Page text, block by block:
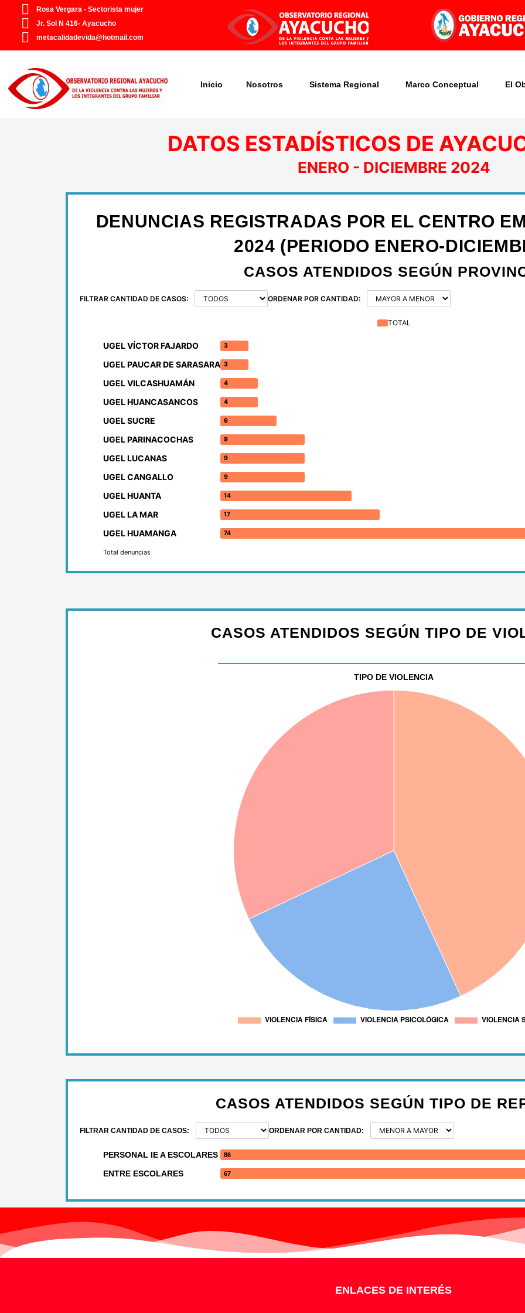
contenido
Rosa Vergara - Sectorista mujer
Jr. Sol N 416- Ayacucho
metacalidadevida@hotmail.com
Inicio Nosotros Sistema Regional Marco Conceptual El
DATOS ESTADÍSTICOS DE
ENERO - DICIEMBRE 2024
DENUNCIAS REGISTRADAS POR EL CENTRO
2024 (PERIODO ENERO-
CASOS ATENDIDOS SEGÚN
FILTRAR CANTIDAD DE CASOS: ORDENAR POR CANTIDAD:
TOTAL
UGEL HUAMANGA 74
UGEL LA MAR 17
UGEL HUANTA 14
UGEL CANGALLO 9
UGEL LUCANAS 9
UGEL PARINACOCHAS 9
UGEL SUCRE 6
UGEL HUANCASANCOS 4
UGEL VILCASHUAMÁN 4
UGEL PAUCAR DE SARASARA 3
UGEL VÍCTOR FAJARDO 3
Total denuncias
CASOS ATENDIDOS SEGÚN TIPO DE
TIPO DE VIOLENCIA
CASOS ATENDIDOS SEGÚN TIPO DE
FILTRAR CANTIDAD DE CASOS: ORDENAR POR CANTIDAD:
ENTRE ESCOLARES 67
PERSONAL IE A ESCOLARES 86
ENLACES DE INTERÉS